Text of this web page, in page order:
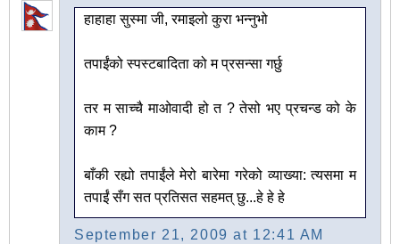
हाहाहा सुस्मा जी, रमाइलो कुरा भन्नुभो
तपाईंको स्पस्टबादिता को म प्रसन्सा गर्छु
तर म साच्चै माओवादी हो त ? तेसो भए प्रचन्ड को के
काम ?
बाँकी रह्यो तपाईंले मेरो बारेमा गरेको व्याख्या: त्यसमा म
तपाईं सँग सत प्रतिसत सहमत् छु...हे हे हे
September 21, 2009 at 12:41 AM